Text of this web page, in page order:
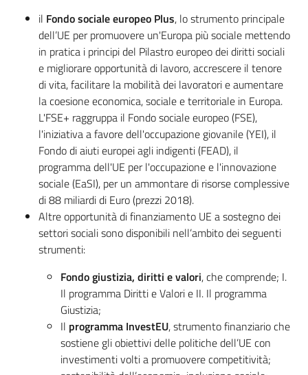
siamo
Europass
Sede
Parma
Seguici
il Fondo sociale europeo Plus, lo strumento principale
dell’UE per promuovere un'Europa più sociale mettendo
in pratica i principi del Pilastro europeo dei diritti sociali
e migliorare opportunità di lavoro, accrescere il tenore
di vita, facilitare la mobilità dei lavoratori e aumentare
la coesione economica, sociale e territoriale in Europa.
L'FSE+ raggruppa il Fondo sociale europeo (FSE),
l'iniziativa a favore dell'occupazione giovanile (YEI), il
Fondo di aiuti europei agli indigenti (FEAD), il
programma dell'UE per l'occupazione e l'innovazione
sociale (EaSI), per un ammontare di risorse complessive
di 88 miliardi di Euro (prezzi 2018).
Altre opportunità di finanziamento UE a sostegno dei
settori sociali sono disponibili nell’ambito dei seguenti
strumenti:
Fondo giustizia, diritti e valori, che comprende; I.
Il programma Diritti e Valori e II. Il programma
Giustizia;
Il programma InvestEU, strumento finanziario che
sostiene gli obiettivi delle politiche dell’UE con
investimenti volti a promuovere competitività;